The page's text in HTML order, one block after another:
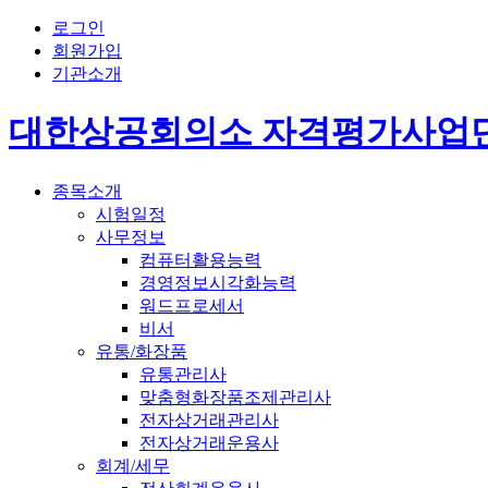
로그인
회원가입
기관소개
대한상공회의소 자격평가사업
종목소개
시험일정
사무정보
컴퓨터활용능력
경영정보시각화능력
워드프로세서
비서
유통/화장품
유통관리사
맞춤형화장품조제관리사
전자상거래관리사
전자상거래운용사
회계/세무